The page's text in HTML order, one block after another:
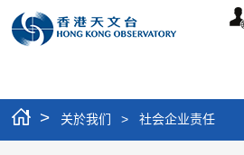
个
> 关於我们 > 社会企业责任